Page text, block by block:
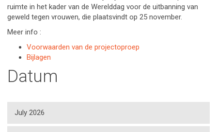
ruimte in het kader van de Werelddag voor de uitbanning van
geweld tegen vrouwen, die plaatsvindt op 25 november.
Meer info :
Voorwaarden van de projectoproep
Bijlagen
Datum
July 2026